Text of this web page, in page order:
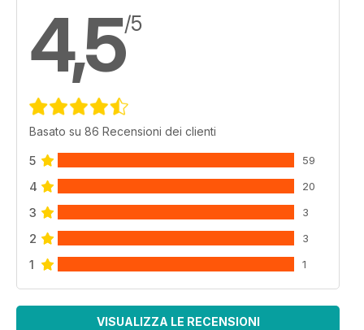
4,5/5
Basato su 86 Recensioni dei clienti
5 59
4 20
3 3
2 3
1 1
VISUALIZZA LE RECENSIONI